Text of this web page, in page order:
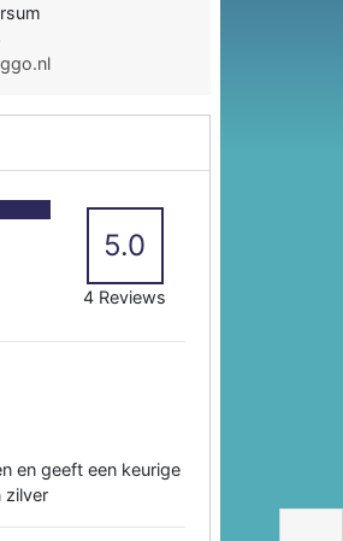
5.0
4 Reviews
en geeft een keurige
zilver